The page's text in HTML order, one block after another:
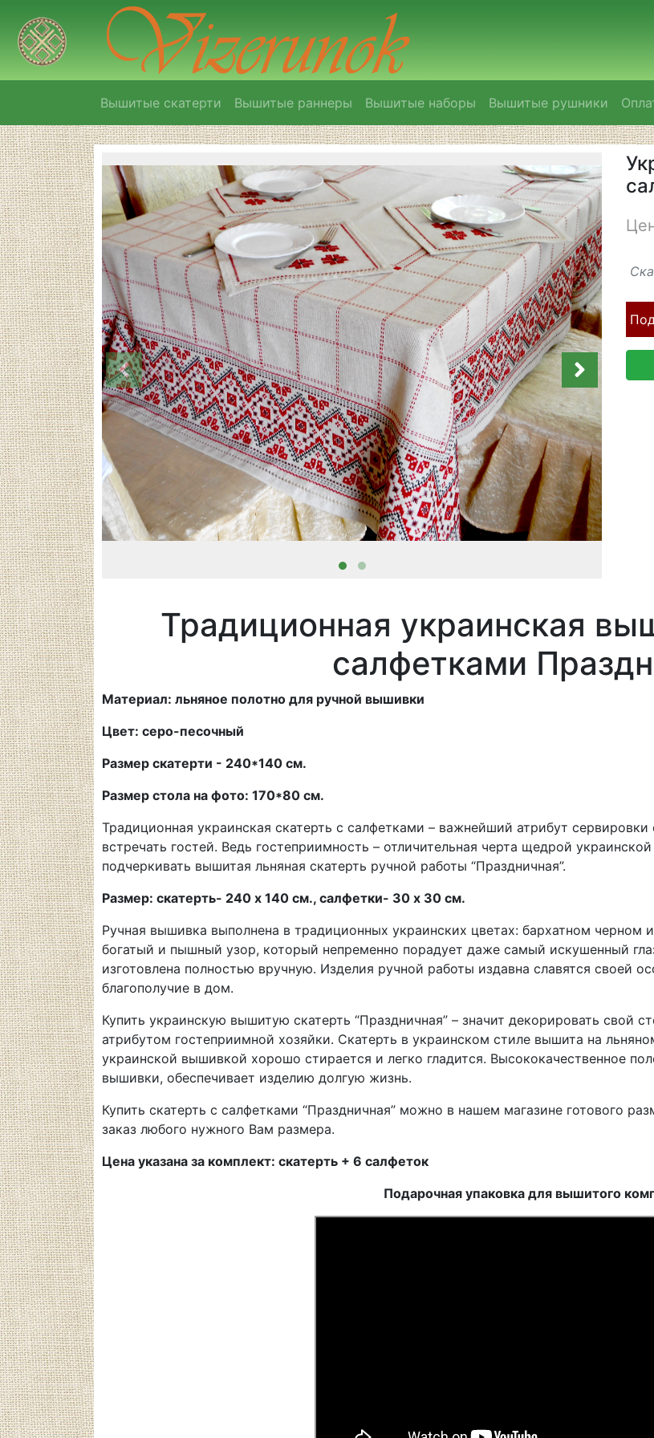
Вышитые скатерти Вышитые раннеры Вышитые наборы Вышитые рушники
Традиционная украинская
салфетками
Материал: льняное полотно для ручной вышивки
Цвет: серо-песочный
Размер скатерти - 240*140 см.
Размер стола на фото: 170*80 см.
Традиционная украинская скатерть с салфетками – важнейший атрибут
встречать гостей. Ведь гостеприимность – отличительная черта щедрой
подчеркивать вышитая льняная скатерть ручной работы “Праздничная”.
Размер: скатерть- 240 х 140 см., салфетки- 30 х 30 см.
Ручная вышивка выполнена в традиционных украинских цветах: бархатном
богатый и пышный узор, который непременно порадует даже самый искушенный
изготовлена полностью вручную. Изделия ручной работы издавна славятся своей
благополучие в дом.
Купить украинскую вышитую скатерть “Праздничная” – значит декорировать
атрибутом гостеприимной хозяйки. Скатерть в украинском стиле вышита на
украинской вышивкой хорошо стирается и легко гладится. Высококачественное
вышивки, обеспечивает изделию долгую жизнь.
Купить скатерть с салфетками “Праздничная” можно в нашем магазине готового
заказ любого нужного Вам размера.
Цена указана за комплект: скатерть + 6 салфеток
Подарочная упаковка для вышитого